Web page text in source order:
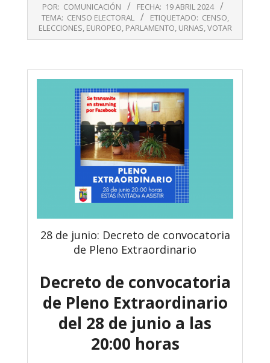
POR: COMUNICACIÓN FECHA: 19 ABRIL 2024
TEMA: CENSO ELECTORAL ETIQUETADO: CENSO,
ELECCIONES, EUROPEO, PARLAMENTO, URNAS,VOTAR
28 de junio: Decreto de convocatoria
de Pleno Extraordinario
Decreto de convocatoria
de Pleno Extraordinario
del 28 de junio a las
20:00 horas